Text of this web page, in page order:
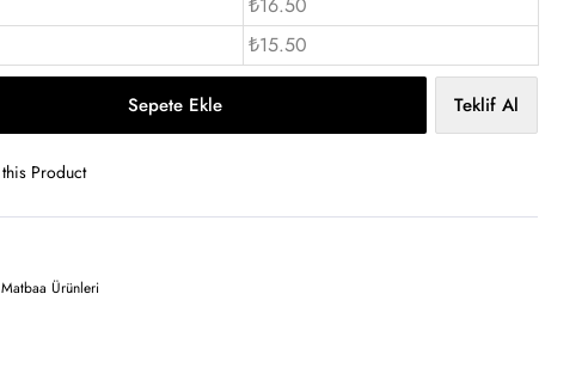
₺15.50
Sepete Ekle Teklif Al
Product
Matbaa Ürünleri